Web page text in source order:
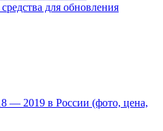
для обновления
— 2019 в России (фото, цена,